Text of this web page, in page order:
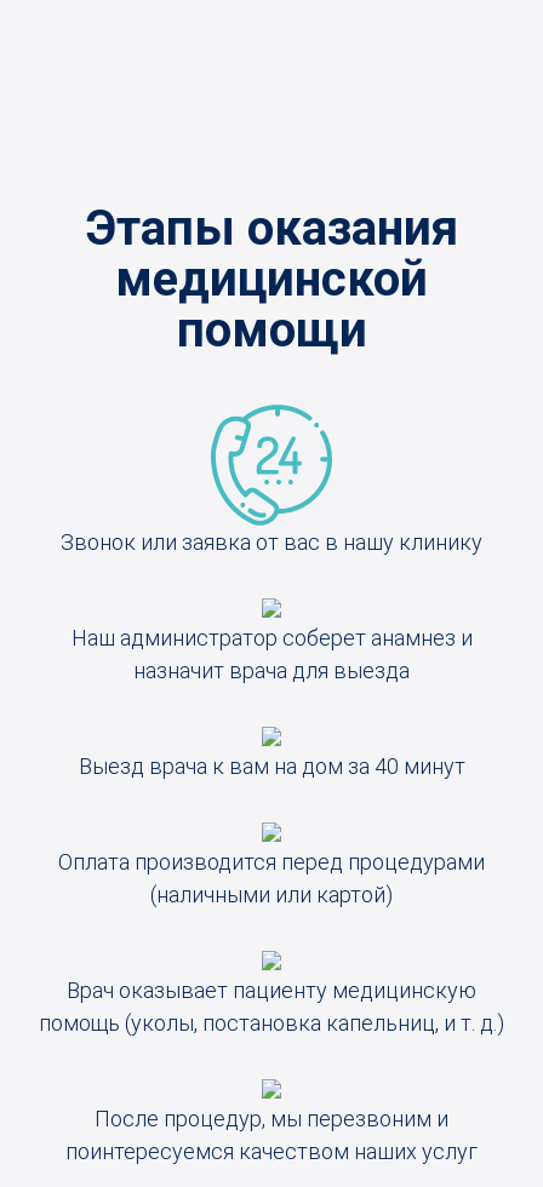
Этапы оказания
медицинской
помощи
Звонок или заявка от вас в нашу клинику
Наш администратор соберет анамнез и
назначит врача для выезда
Выезд врача к вам на дом за 40 минут
Оплата производится перед процедурами
(наличными или картой)
Врач оказывает пациенту медицинскую
помощь (уколы, постановка капельниц, и т. д.)
После процедур, мы перезвоним и
поинтересуемся качеством наших услуг